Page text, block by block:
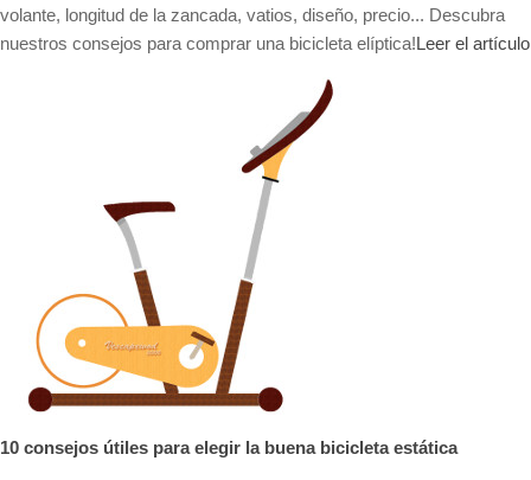
volante, longitud de la zancada, vatios, diseño, precio... Descubra
nuestros consejos para comprar una bicicleta elíptica!Leer el artículo
10 consejos útiles para elegir la buena bicicleta estática